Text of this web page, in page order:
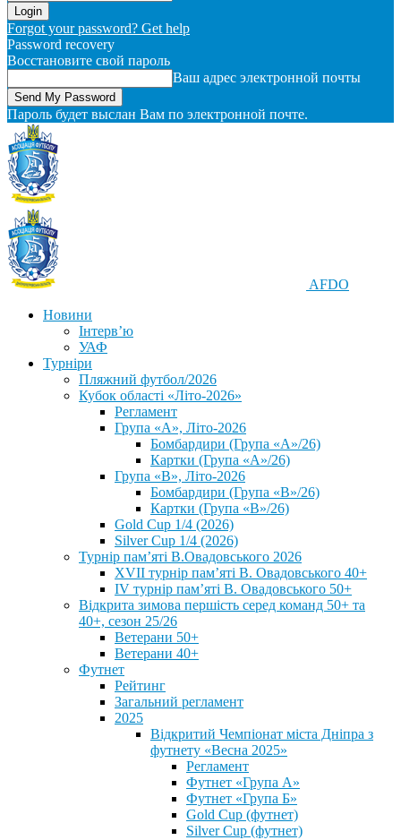
Forgot your password? Get help
Password recovery
Восстановите свой пароль
Ваш адрес электронной почты
Пароль будет выслан Вам по электронной почте.
AFDO
Новини
Інтерв’ю
УАФ
Турніри
Пляжний футбол/2026
Кубок області «Літо-2026»
Регламент
Група «А», Літо-2026
Бомбардири (Група «А»/26)
Картки (Група «А»/26)
Група «В», Літо-2026
Бомбардири (Група «В»/26)
Картки (Група «В»/26)
Gold Cup 1/4 (2026)
Silver Cup 1/4 (2026)
Турнір пам’яті В.Овадовського 2026
XVII турнір пам’яті В. Овадовського 40+
IV турнір пам’яті В. Овадовського 50+
Відкрита зимова першість серед команд 50+ та
40+, сезон 25/26
Ветерани 50+
Ветерани 40+
Футнет
Рейтинг
Загальний регламент
2025
Відкритий Чемпіонат міста Дніпра з
футнету «Весна 2025»
Регламент
Футнет «Група А»
Футнет «Група Б»
Gold Cup (футнет)
Silver Cup (футнет)